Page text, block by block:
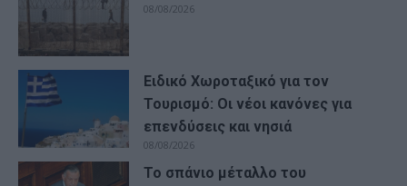
08/08/2026
Ειδικό Χωροταξικό για τον
Τουρισμό: Οι νέοι κανόνες για
επενδύσεις και νησιά
08/08/2026
Το σπάνιο μέταλλο του